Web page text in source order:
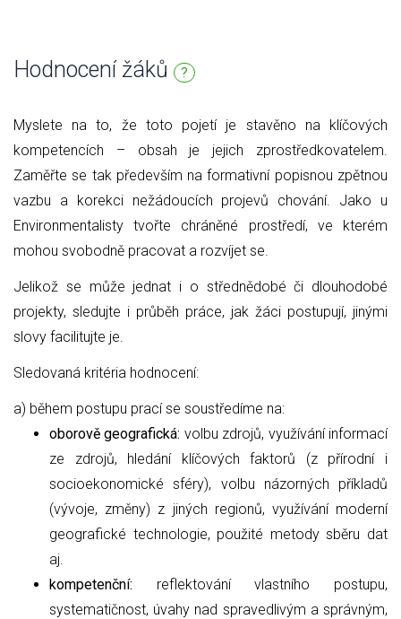
Hodnocení žáků ?
Myslete na to, že toto pojetí je stavěno na klíčových
kompetencích – obsah je jejich zprostředkovatelem.
Zaměřte se tak především na formativní popisnou zpětnou
vazbu a korekci nežádoucích projevů chování. Jako u
Environmentalisty tvořte chráněné prostředí, ve kterém
mohou svobodně pracovat a rozvíjet se.
Jelikož se může jednat i o střednědobé či dlouhodobé
projekty, sledujte i průběh práce, jak žáci postupují, jinými
slovy facilitujte je.
Sledovaná kritéria hodnocení:
a) během postupu prací se soustředíme na:
oborově geografická: volbu zdrojů, využívání informací
ze zdrojů, hledání klíčových faktorů (z přírodní i
socioekonomické sféry), volbu názorných příkladů
(vývoje, změny) z jiných regionů, využívání moderní
geografické technologie, použité metody sběru dat
aj.
kompetenční: reflektování vlastního postupu,
systematičnost, úvahy nad spravedlivým a správným,